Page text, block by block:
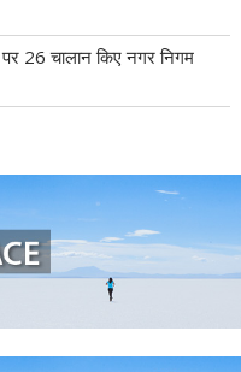
26 चालान किए नगर निगम